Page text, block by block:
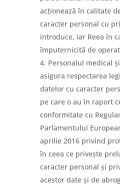
acționează în calitate
caracter personal cu
introduce, iar Reea în
împuternicită de
Personalul medical
asigura respectarea
datelor cu caracter
pe care o au în raport
conformitate cu
Parlamentului
aprilie 2016 privind
în ceea ce privește
caracter personal și
acestor date și de